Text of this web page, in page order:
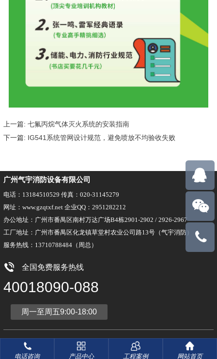
上一篇: 七氟丙烷气体灭火系统的安装指南
下一篇: IG541系统管网设计规范，避免喷放不均验收失败
广州气宇消防设备有限公司
电话：13184510529 传真：020-31145279
网址：www.gzqtxf.net 企业QQ：2951282212
办公地址：广州市番禺区南村万达广场B4栋2901-2902 / 2926-2967
工厂地址：广州市番禺区化龙镇草堂村农业公司路13号（气宇消防）
服务热线：13710788484（周总）
全国免费服务热线
40018090-088
周一至周五9:00-18:00
版权所有：广州气宇消防设备有限公司
粤ICP备17008734号
技术支持：搜浪网络
电话咨询 产品中心 工程案例 网站首页